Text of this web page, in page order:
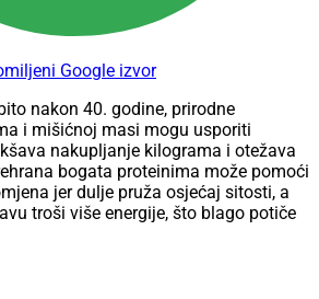
Google izvor
nakon 40. godine, prirodne
i mišićnoj masi mogu usporiti
nakupljanje kilograma i otežava
bogata proteinima može pomoći
jer dulje pruža osjećaj sitosti, a
troši više energije, što blago potiče